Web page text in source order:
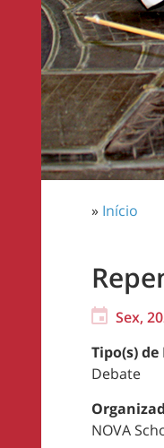
» Início
Sex,
Tipo(s) de
Debate
NOVA